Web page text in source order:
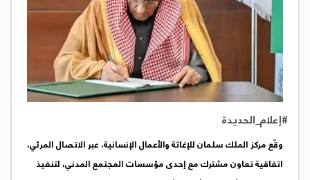
#إعلام_الحديدة
وقّع مركز الملك سلمان للإغاثة والأعمال الإنسانية، عبر الاتصال المرئي،
اتفاقية تعاون مشترك مع إحدى مؤسسات المجتمع المدني، لتنفيذ